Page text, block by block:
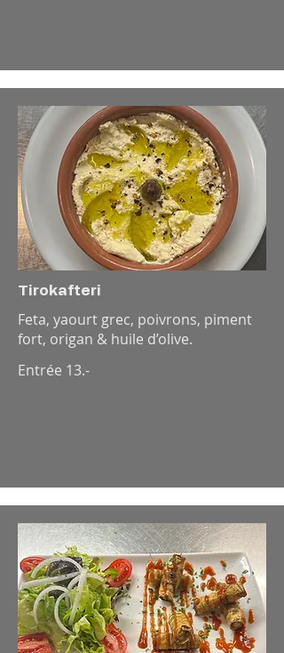
Tirokafteri
Feta, yaourt grec, poivrons, piment
fort, origan & huile d’olive.
Entrée 13.-